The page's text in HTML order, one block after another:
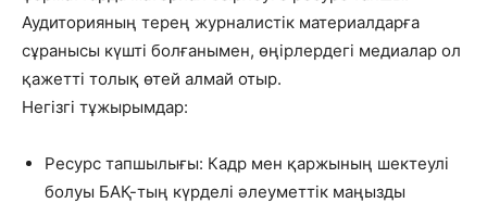
Аудиторияның терең журналистік материалдарға
сұранысы күшті болғанымен, өңірлердегі медиалар ол
қажетті толық өтей алмай отыр.
Негізгі тұжырымдар:
Ресурс тапшылығы: Кадр мен қаржының шектеулі
болуы БАҚ-тың күрделі әлеуметтік маңызды